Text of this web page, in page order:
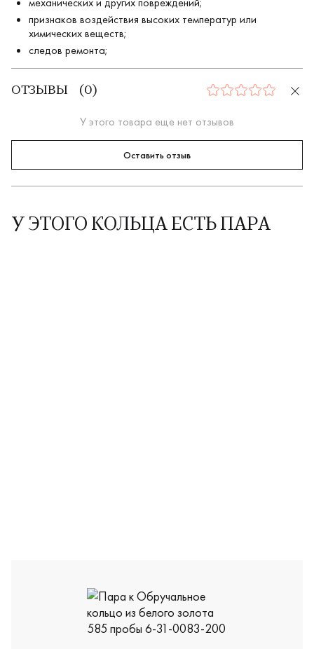
признаков воздействия высоких температур или
химических веществ;
следов ремонта;
ОТЗЫВЫ ( 0) 0
У этого товара еще нет отзывов
Оставить отзыв
У ЭТОГО КОЛЬЦА ЕСТЬ ПАРА